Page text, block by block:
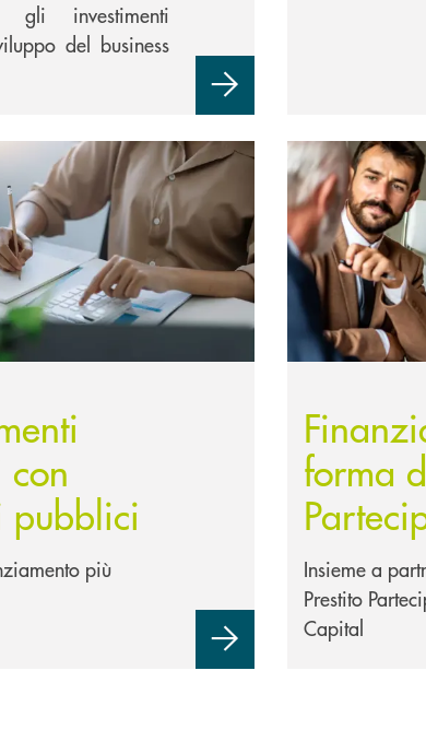
gli investimenti
del business
agevolati con contributi pubblici
pubblici
più
Scopri di più
forma
Insieme a
Prestito
Capital